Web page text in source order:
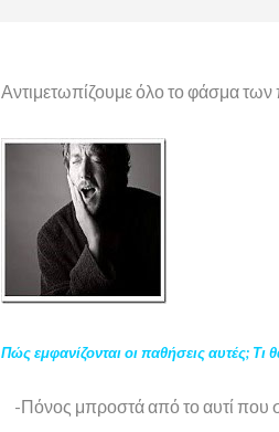
Αντιμετωπίζουμε όλο το φάσμα
Πώς εμφανίζονται οι παθήσεις αυτές; Τι
-Πόνος μπροστά από το αυτί που